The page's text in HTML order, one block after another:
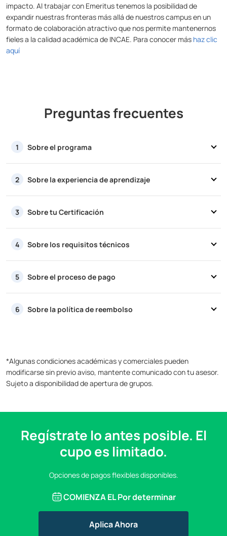
impacto. Al trabajar con Emeritus tenemos la posibilidad de
expandir nuestras fronteras más allá de nuestros campus en un
formato de colaboración atractivo que nos permite mantenernos
fieles a la calidad académica de INCAE. Para conocer más haz clic
aquí
Preguntas frecuentes
1 Sobre el programa
2 Sobre la experiencia de aprendizaje
3 Sobre tu Certificación
4 Sobre los requisitos técnicos
5 Sobre el proceso de pago
6 Sobre la política de reembolso
*Algunas condiciones académicas y comerciales pueden
modificarse sin previo aviso, mantente comunicado con tu asesor.
Sujeto a disponibilidad de apertura de grupos.
Regístrate lo antes posible. El
cupo es limitado.
Opciones de pagos flexibles disponibles.
COMIENZA ELPor determinar
Aplica Ahora